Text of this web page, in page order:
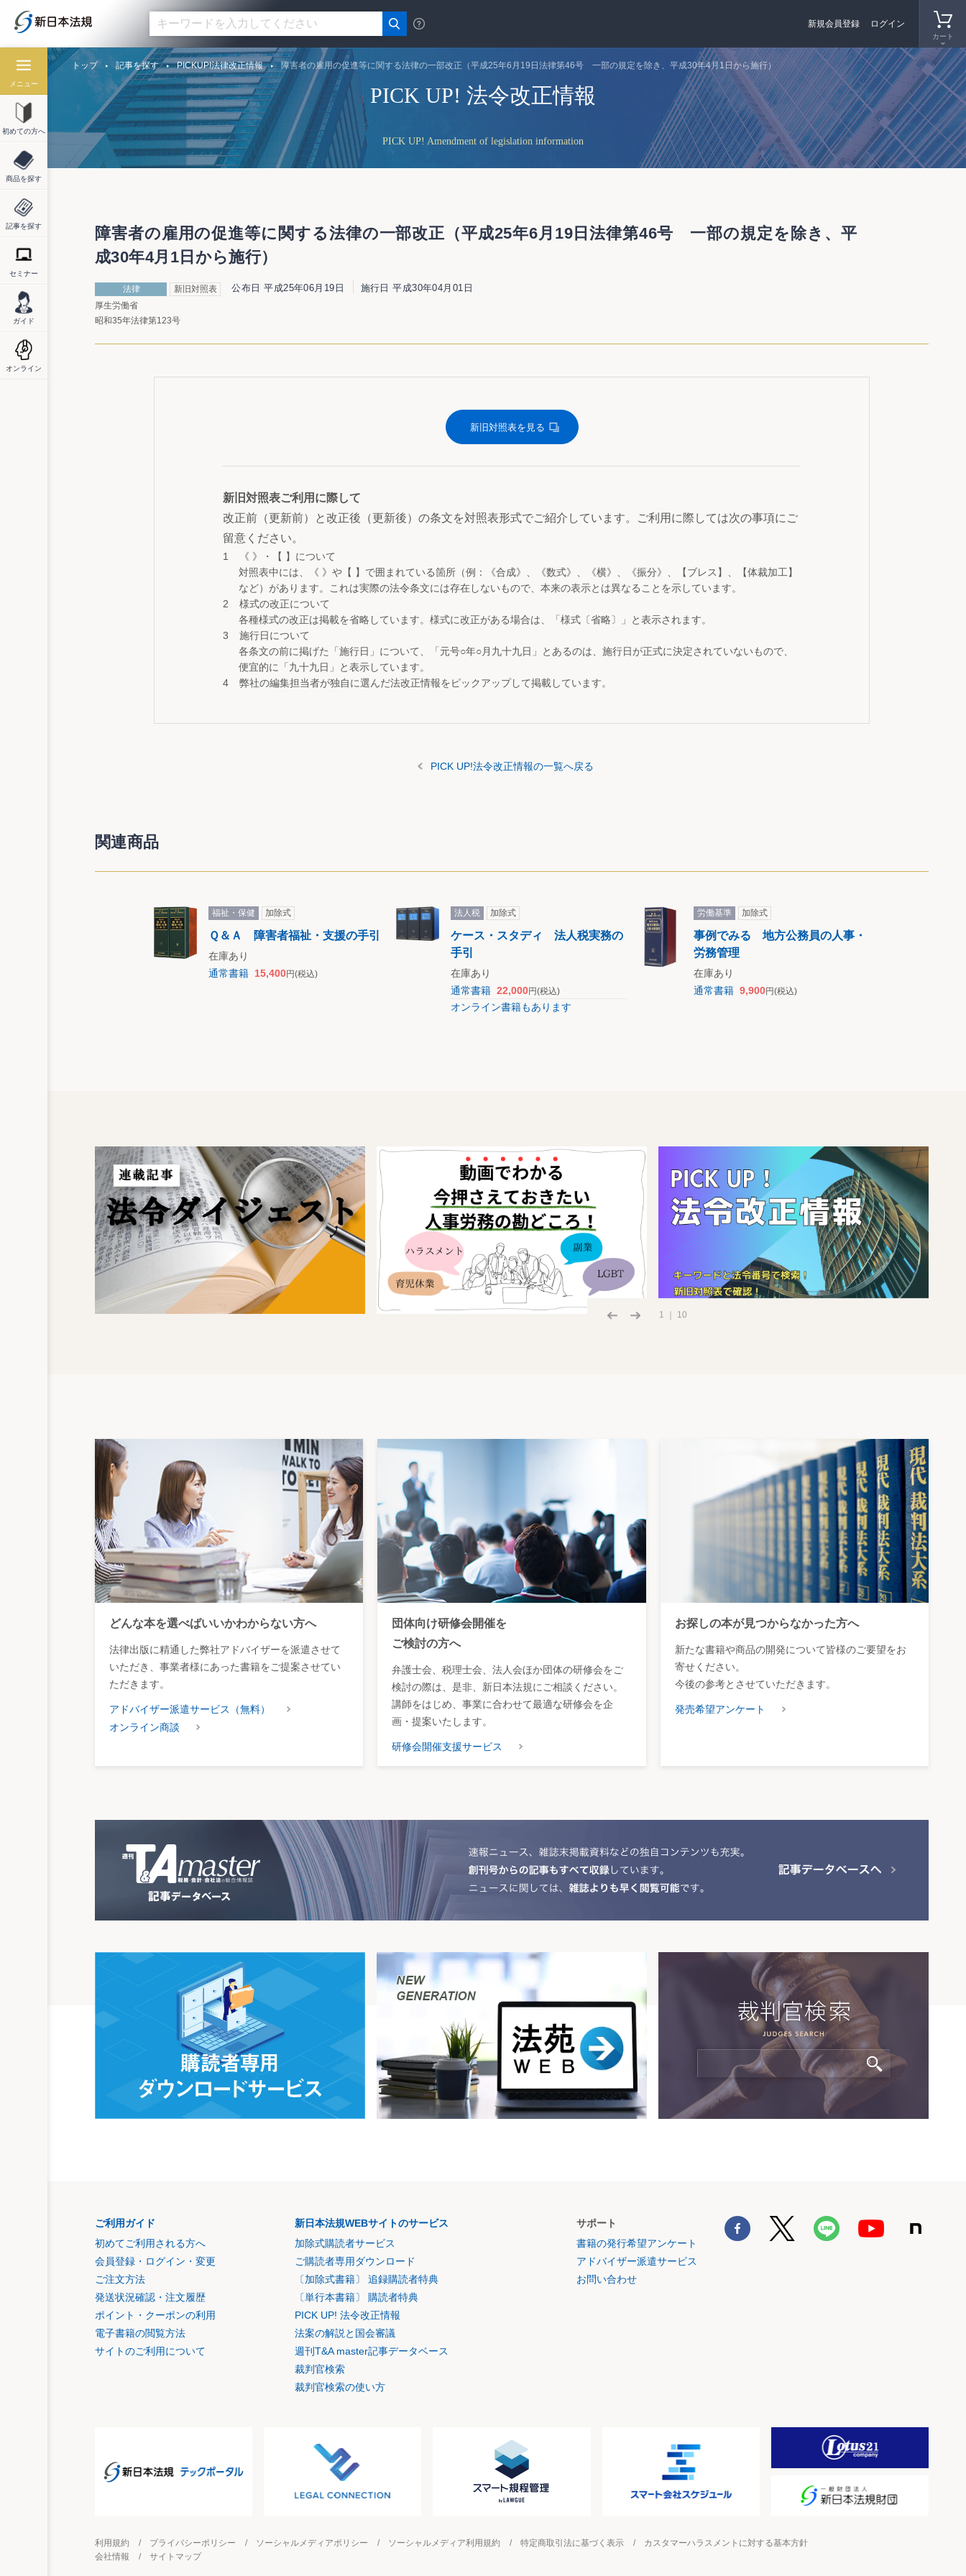
カート
新規会員登録 ログイン
メニュー
初めての方へ
商品を探す
記事を探す
セミナー
ガイド
オンライン
PICK UP! 法令改正情報
PICK UP! Amendment of legislation information
トップ 記事を探す PICKUP!法律改正情報 障害者の雇用の促進等に関する法律の一部改正（平成25年6月19日法律第46号 一部の規定を除き、平成30年4月1日から施行）
障害者の雇用の促進等に関する法律の一部改正（平成25年6月19日法律第46号 一部の規定を除き、平
成30年4月1日から施行）
法律 新旧対照表 公布日 平成25年06月19日 施行日 平成30年04月01日
厚生労働省
昭和35年法律第123号
新旧対照表を見る
新旧対照表ご利用に際して
改正前（更新前）と改正後（更新後）の条文を対照表形式でご紹介しています。ご利用に際しては次の事項にご
留意ください。
《 》・【 】について
対照表中には、《 》や【 】で囲まれている箇所（例：《合成》、《数式》、《横》、《振分》、【ブレス】、【体裁加工】
など）があります。これは実際の法令条文には存在しないもので、本来の表示とは異なることを示しています。
様式の改正について
各種様式の改正は掲載を省略しています。様式に改正がある場合は、「様式〔省略〕」と表示されます。
施行日について
各条文の前に掲げた「施行日」について、「元号○年○月九十九日」とあるのは、施行日が正式に決定されていないもので、
便宜的に「九十九日」と表示しています。
弊社の編集担当者が独自に選んだ法改正情報をピックアップして掲載しています。
PICK UP!法令改正情報の一覧へ戻る
関連商品
福祉・保健 加除式
Ｑ＆Ａ 障害者福祉・支援の手引
在庫あり
通常書籍 15,400円(税込)
法人税 加除式
ケース・スタディ 法人税実務の
手引
在庫あり
通常書籍 22,000円(税込)
オンライン書籍もあります
労働基準 加除式
事例でみる 地方公務員の人事・
労務管理
在庫あり
通常書籍 9,900円(税込)
1 ｜ 10
どんな本を選べばいいかわからない方へ
法律出版に精通した弊社アドバイザーを派遣させて
いただき、事業者様にあった書籍をご提案させてい
ただきます。
アドバイザー派遣サービス（無料）
オンライン商談
団体向け研修会開催を
ご検討の方へ
弁護士会、税理士会、法人会ほか団体の研修会をご
検討の際は、是非、新日本法規にご相談ください。
講師をはじめ、事業に合わせて最適な研修会を企
画・提案いたします。
研修会開催支援サービス
お探しの本が見つからなかった方へ
新たな書籍や商品の開発について皆様のご要望をお
寄せください。
今後の参考とさせていただきます。
発売希望アンケート
ご利用ガイド
初めてご利用される方へ
会員登録・ログイン・変更
ご注文方法
発送状況確認・注文履歴
ポイント・クーポンの利用
電子書籍の閲覧方法
サイトのご利用について
新日本法規WEBサイトのサービス
加除式購読者サービス
ご購読者専用ダウンロード
〔加除式書籍〕 追録購読者特典
〔単行本書籍〕 購読者特典
PICK UP! 法令改正情報
法案の解説と国会審議
週刊T&A master記事データベース
裁判官検索
裁判官検索の使い方
サポート
書籍の発行希望アンケート
アドバイザー派遣サービス
お問い合わせ
利用規約 プライバシーポリシー ソーシャルメディアポリシー ソーシャルメディア利用規約 特定商取引法に基づく表示
カスタマーハラスメントに対する基本方針
会社情報
サイトマップ